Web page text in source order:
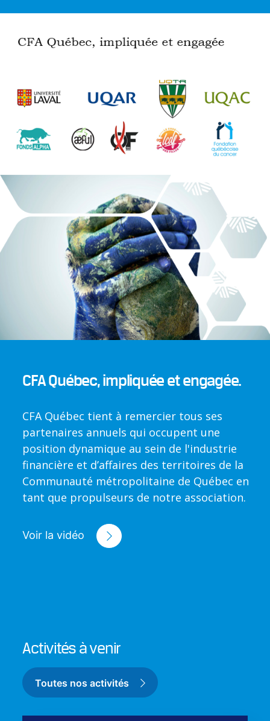
CFA Québec, impliquée et engagée.
CFA Québec tient à remercier tous ses
partenaires annuels qui occupent une
position dynamique au sein de l'industrie
financière et d’affaires des territoires de la
Communauté métropolitaine de Québec en
tant que propulseurs de notre association.
Voir la vidéo
Activités à venir
Toutes nos activités